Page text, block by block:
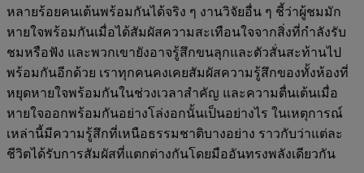
หลายร้อยคนเต้นพร้อมกันได้จริง ๆ งานวิจัยอื่น ๆ ชี้ว่าผู้ชมมัก
หายใจพร้อมกันเมื่อได้สัมผัสความสะเทือนใจจากสิ่งที่กำลังรับ
ชมหรือฟัง และพวกเขายังอาจรู้สึกขนลุกและตัวสั่นสะท้านไป
พร้อมกันอีกด้วย เราทุกคนคงเคยสัมผัสความรู้สึกของทั้งห้องที่
หยุดหายใจพร้อมกันในช่วงเวลาสำคัญ และความตื่นเต้นเมื่อ
หายใจออกพร้อมกันอย่างโล่งอกนั้นเป็นอย่างไร ในเหตุการณ์
เหล่านี้มีความรู้สึกที่เหนือธรรมชาติบางอย่าง ราวกับว่าแต่ละ
ชีวิตได้รับการสัมผัสที่แตกต่างกันโดยมืออันทรงพลังเดียวกัน